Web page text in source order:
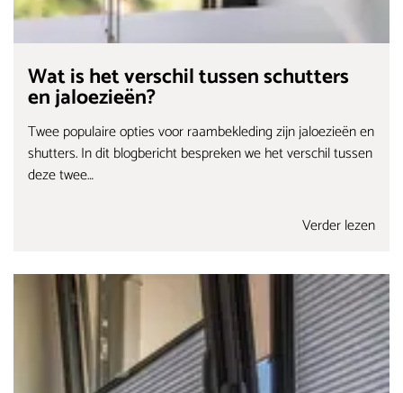
Wat is het verschil tussen schutters
en jaloezieën?
Twee populaire opties voor raambekleding zijn jaloezieën en
shutters. In dit blogbericht bespreken we het verschil tussen
deze twee…
Verder lezen